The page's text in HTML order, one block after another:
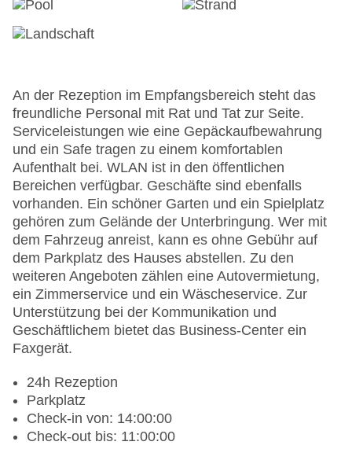
An der Rezeption im Empfangsbereich steht das
freundliche Personal mit Rat und Tat zur Seite.
Serviceleistungen wie eine Gepäckaufbewahrung
und ein Safe tragen zu einem komfortablen
Aufenthalt bei. WLAN ist in den öffentlichen
Bereichen verfügbar. Geschäfte sind ebenfalls
vorhanden. Ein schöner Garten und ein Spielplatz
gehören zum Gelände der Unterbringung. Wer mit
dem Fahrzeug anreist, kann es ohne Gebühr auf
dem Parkplatz des Hauses abstellen. Zu den
weiteren Angeboten zählen eine Autovermietung,
ein Zimmerservice und ein Wäscheservice. Zur
Unterstützung bei der Kommunikation und
Geschäftlichem bietet das Business-Center ein
Faxgerät.
24h Rezeption
Parkplatz
Check-in von: 14:00:00
Check-out bis: 11:00:00